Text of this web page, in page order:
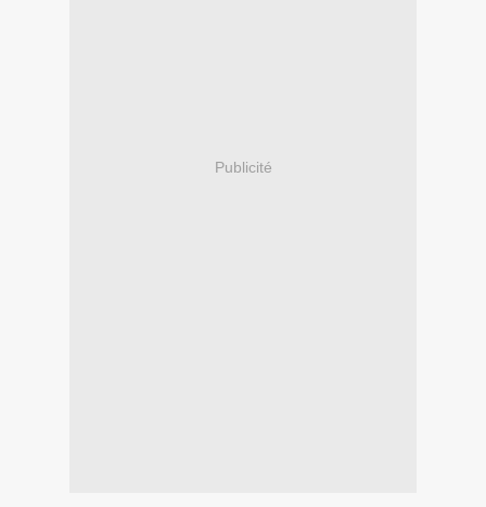
Publicité